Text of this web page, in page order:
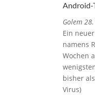
Android-
Golem
Ein
namens
Wochen
bisher
Virus)